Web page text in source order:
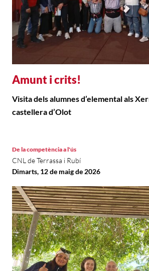
Amunt i crits!
Visita dels alumnes d’elemental als
castellera d’Olot
De la competència a l'ús
CNL de Terrassa i Rubí
Dimarts, 12 de maig de 2026